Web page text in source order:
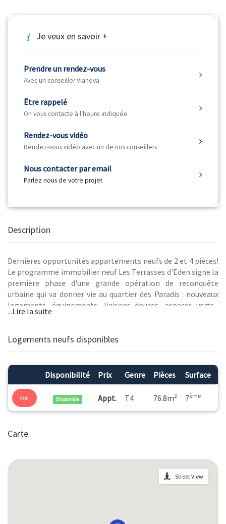
Je veux en savoir +
Prendre un rendez-vous
Avec un conseiller Vianova
Être rappelé
On vous contacte à l'heure indiquée
Rendez-vous vidéo
Rendez-vous vidéo avec un de nos conseillers
Nous contacter par email
Parlez nous de votre projet
Description
Dernières opportunités appartements neufs de 2 et 4 pièces!
Le programme immobilier neuf Les Terrasses d'Eden signe la
première phase d'une grande opération de reconquête
urbaine qui va donner vie au quartier des Paradis : nouveaux
logements, équipements, liaisons douces, espaces verts...
Bus et RER B à distance piétonne, accès rapide à l'A86.
extérieurs, multiples expositions.
...Lire la suite
Logements neufs disponibles
Disponibilité Prix Genre Pièces Surface
Voir Disponible Appt. T4 76.8m2 7ème
Carte
Street View